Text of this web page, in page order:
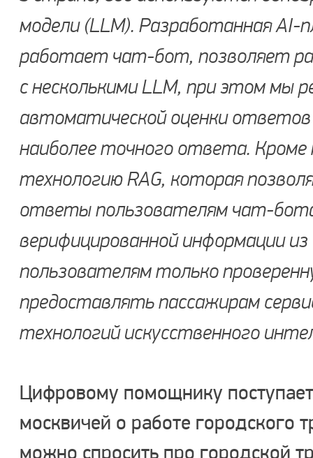
модели (LLM). Разработанная
работает чат-бот, позволяет
с несколькими LLM, при этом мы
автоматической оценки
наиболее точного ответа.
технологию RAG, которая
ответы пользователям чат-
верифицированной информации
пользователям только
предоставлять пассажирам
технологий искусственного
Цифровому помощнику
москвичей о работе городского